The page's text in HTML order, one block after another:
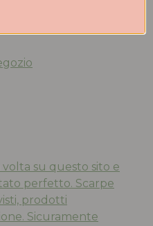
su questo sito e
perfetto. Scarpe
prodotti
Sicuramente